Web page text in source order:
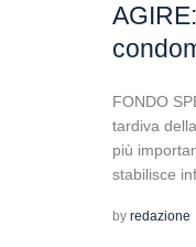
FONDO
tardiva
più
stabilisce
by redazione